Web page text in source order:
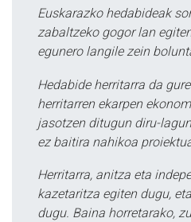
Euskarazko hedabideak
zabaltzeko gogor lan
egunero langile zein
Hedabide herritarra da
herritarren ekarpen
jasotzen ditugun diru-
ez baitira nahikoa
Herritarra, anitza eta
kazetaritza egiten dugu,
dugu. Baina horretarako,